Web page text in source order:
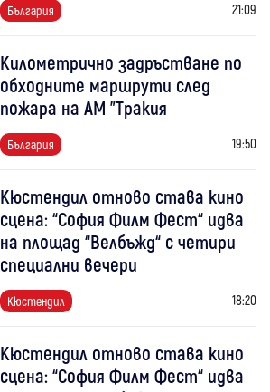
България 21:09
Километрично задръстване по
обходните маршрути след
пожара на АМ "Тракия
България 19:50
Кюстендил отново става кино
сцена: “София Филм Фест“ идва
на площад “Велбъжд“ с четири
специални вечери
Кюстендил 18:20
Кюстендил отново става кино
сцена: “София Филм Фест“ идва